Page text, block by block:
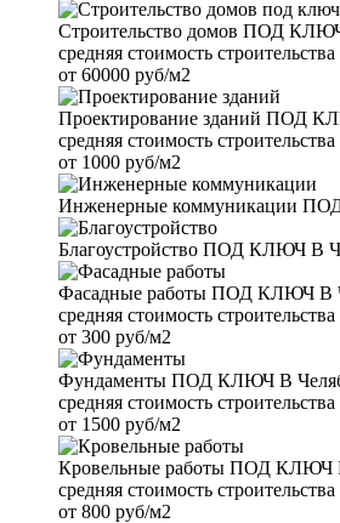
Строительство домов ПОД КЛЮЧ
средняя стоимость строительства
от 60000 руб/м2
Проектирование зданий ПОД
средняя стоимость строительства
от 1000 руб/м2
Инженерные коммуникации
Благоустройство ПОД КЛЮЧ В
Фасадные работы ПОД КЛЮЧ В
средняя стоимость строительства
от 300 руб/м2
Фундаменты ПОД КЛЮЧ В
средняя стоимость строительства
от 1500 руб/м2
Кровельные работы ПОД КЛЮЧ В
средняя стоимость строительства
от 800 руб/м2